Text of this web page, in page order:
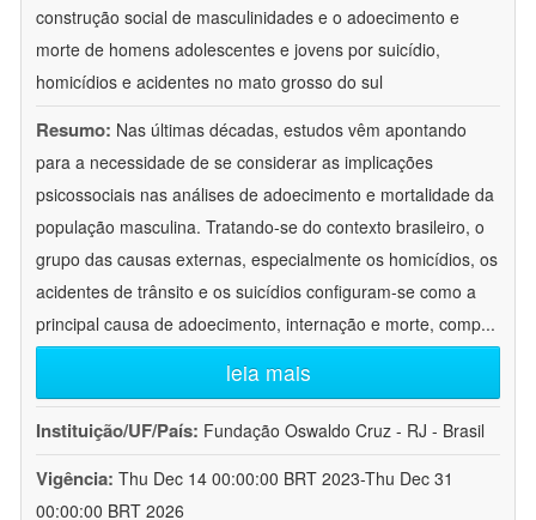
construção social de masculinidades e o adoecimento e
morte de homens adolescentes e jovens por suicídio,
homicídios e acidentes no mato grosso do sul
Resumo: Nas últimas décadas, estudos vêm apontando
para a necessidade de se considerar as implicações
psicossociais nas análises de adoecimento e mortalidade da
população masculina. Tratando-se do contexto brasileiro, o
grupo das causas externas, especialmente os homicídios, os
acidentes de trânsito e os suicídios configuram-se como a
principal causa de adoecimento, internação e morte, comp...
leia mais
Instituição/UF/País: Fundação Oswaldo Cruz - RJ - Brasil
Vigência: Thu Dec 14 00:00:00 BRT 2023-Thu Dec 31
00:00:00 BRT 2026